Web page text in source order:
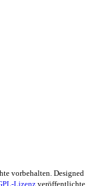
vorbehalten. Designed
Lizenz veröffentlichte